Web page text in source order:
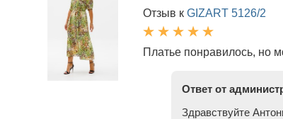
Отзыв к GIZART 5126/2
Платье понравилось, но
Ответ от
Здравствуйте